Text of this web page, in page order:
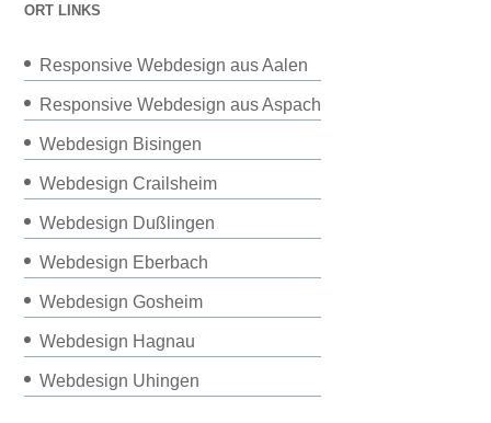
ORT LINKS
Responsive Webdesign aus Aalen
Responsive Webdesign aus Aspach
Webdesign Bisingen
Webdesign Crailsheim
Webdesign Dußlingen
Webdesign Eberbach
Webdesign Gosheim
Webdesign Hagnau
Webdesign Uhingen